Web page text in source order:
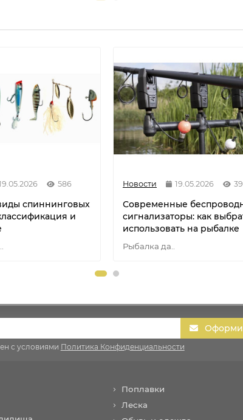
586
спиннинговых
и
Новости 19.05.2026
Современные
сигнализаторы: как
использовать на рыбалке
Рыбалка да..
с условиями Политика Конфиденциальности
Поплавки
Леска